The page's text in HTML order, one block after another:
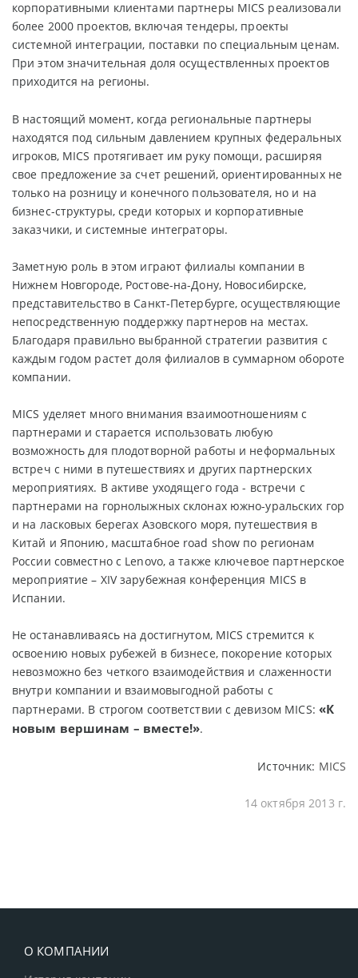
корпоративными клиентами партнеры MICS реализовали
более 2000 проектов, включая тендеры, проекты
системной интеграции, поставки по специальным ценам.
При этом значительная доля осуществленных проектов
приходится на регионы.
В настоящий момент, когда региональные партнеры
находятся под сильным давлением крупных федеральных
игроков, MICS протягивает им руку помощи, расширяя
свое предложение за счет решений, ориентированных не
только на розницу и конечного пользователя, но и на
бизнес-структуры, среди которых и корпоративные
заказчики, и системные интеграторы.
Заметную роль в этом играют филиалы компании в
Нижнем Новгороде, Ростове-на-Дону, Новосибирске,
представительство в Санкт-Петербурге, осуществляющие
непосредственную поддержку партнеров на местах.
Благодаря правильно выбранной стратегии развития с
каждым годом растет доля филиалов в суммарном обороте
компании.
MICS уделяет много внимания взаимоотношениям с
партнерами и старается использовать любую
возможность для плодотворной работы и неформальных
встреч с ними в путешествиях и других партнерских
мероприятиях. В активе уходящего года - встречи с
партнерами на горнолыжных склонах южно-уральских гор
и на ласковых берегах Азовского моря, путешествия в
Китай и Японию, масштабное road show по регионам
России совместно с Lenovo, а также ключевое партнерское
мероприятие – XIV зарубежная конференция MICS в
Испании.
Не останавливаясь на достигнутом, MICS стремится к
освоению новых рубежей в бизнесе, покорение которых
невозможно без четкого взаимодействия и слаженности
внутри компании и взаимовыгодной работы с
партнерами. В строгом соответствии с девизом MICS: «К
новым вершинам – вместе!».
Источник: MICS
14 октября 2013 г.
О КОМПАНИИ